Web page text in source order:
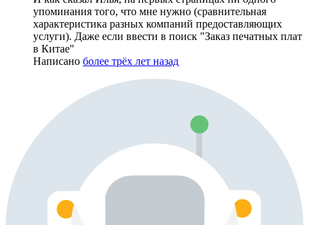
упоминания того, что мне нужно (сравнительная
характеристика разных компаний предоставляющих
услуги). Даже если ввести в поиск "Заказ печатных плат
в Китае"
Написано более трёх лет назад